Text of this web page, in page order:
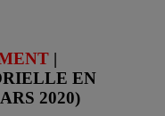
|
EN
2020)